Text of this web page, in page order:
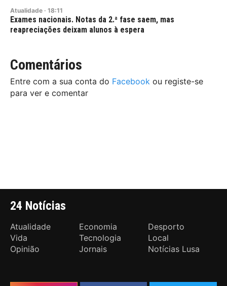
Atualidade · 18:11
Exames nacionais. Notas da 2.ª fase saem, mas
reapreciações deixam alunos à espera
Comentários
Entre com a sua conta do Facebook ou registe-se
para ver e comentar
24 Notícias
Atualidade Economia
Desporto
Vida
Tecnologia
Local
Opinião
Jornais Notícias Lusa